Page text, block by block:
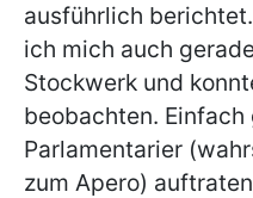
ausführlich
ich mich auch
Stockwerk und
beobachten.
Parlamentarier
zum Apero)